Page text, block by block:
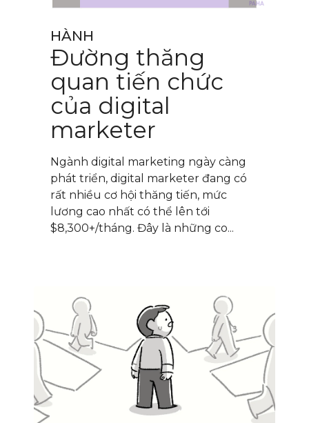
HÀNH
Đường thăng
quan tiến chức
của digital
marketer
Ngành digital marketing ngày càng
phát triển, digital marketer đang có
rất nhiều cơ hội thăng tiến, mức
lương cao nhất có thể lên tới
$8,300+/tháng. Đây là những co...